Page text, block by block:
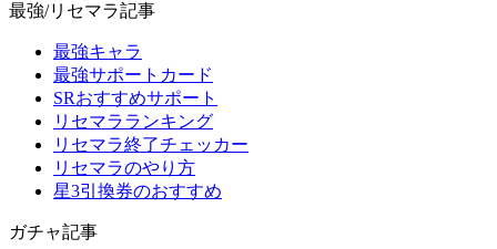
最強/リセマラ記事
最強キャラ
最強サポートカード
SRおすすめサポート
リセマラランキング
リセマラ終了チェッカー
リセマラのやり方
星3引換券のおすすめ
ガチャ記事